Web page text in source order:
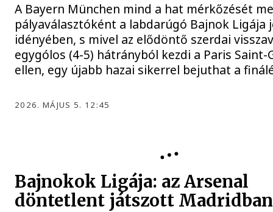
A Bayern München mind a hat mérkőzését
pályaválasztóként a labdarúgó Bajnok Ligája
idényében, s mivel az elődöntő szerdai
egygólos (4-5) hátrányból kezdi a Paris Saint-
ellen, egy újabb hazai sikerrel bejuthat a
2026. MÁJUS 5. 12:45
Bajnokok Ligája: az Arsenal
döntetlent játszott Madridban